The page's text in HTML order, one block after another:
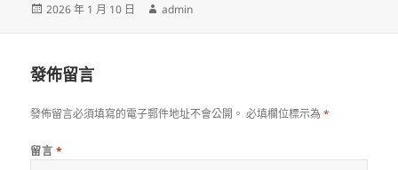
發
2026 年 1 月 10 日
作
admin
發佈留言
發佈留言必須填寫的電子郵件地址不會公開。 必填欄位標示為*
留言 *